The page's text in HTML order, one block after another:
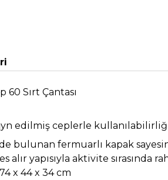
60 Sırt Çantası
edilmiş ceplerle
bulunan fermuarlı kapak
alır yapısıyla aktivite sırasında
74 x 44 x 34 cm